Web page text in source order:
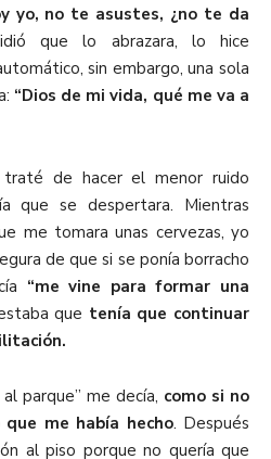
yo, no te asustes, ¿no te da
que lo abrazara, lo hice
sin embargo, una sola
“Dios de mi vida, qué me va a
de hacer el menor ruido
que se despertara. Mientras
me tomara unas cervezas, yo
de que si se ponía borracho
“me vine para formar una
que tenía que continuar
parque” me decía, como si no
me había hecho. Después
al piso porque no quería que